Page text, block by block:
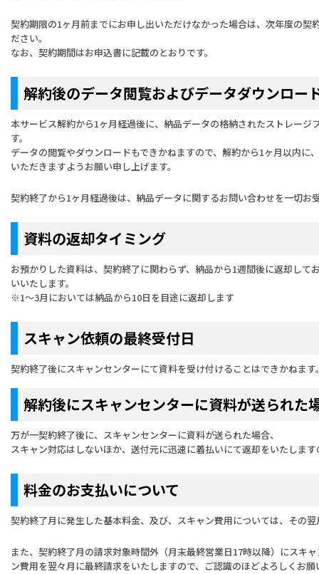
契約期限の1ヶ月前までにお申し出いただけなかった場合は、次年度の契
ださい。
なお、契約期間はお申込書に記載のとおりです。
解約後のデータ閲覧およびデータダウンロー
本サービス解約から1ヶ月経過後に、納品データの格納されたストレージ
す。
データの閲覧やダウンロードもできかねますので、解約から1ヶ月以内に
いただきますようお願い申し上げます。
契約終了から1ヶ月経過後は、納品データに関するお問い合わせを一切お
資料の返却タイミング
お預かりした資料は、契約終了に関わらず、納品から1週間後に返却して
いいたします。
※1～3月においては納品から10日を目途に返却します
スキャン依頼の最終受付日
契約終了後にスキャンセンターにて資料を受け付けることはできかねます
解約後にスキャンセンターに資料が送られた
万が一契約終了後に、スキャンセンターに資料が送られた場合、
スキャン対応はしないほか、送付元に迅速に着払いにて返却をいたしま
料金のお支払いについて
契約終了月に発生した基本料金、及び、スキャン費用については、その
また、契約終了月の請求対象時間外（月末最終営業日17時以降）にスキ
ン費用を翌々月に最終請求をいたしますので、ご認識のほどよろしくお願